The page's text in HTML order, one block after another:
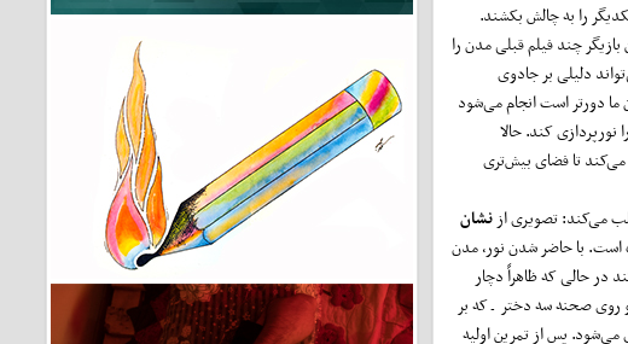
را به چالش بکشند.
چند فیلم قبلی مدن را
دلیلی بر جادوی
دورتر است انجام می‌شود
کند. حالا
تا فضای بیش‌تری
می‌کند: تصویری از نشان
است. با حاضر شدن نور، مدن
در حالی که ظاهراً دچار
روی صحنه سه دختر ـ که بر
می‌شود. پس از تمرین اولیه